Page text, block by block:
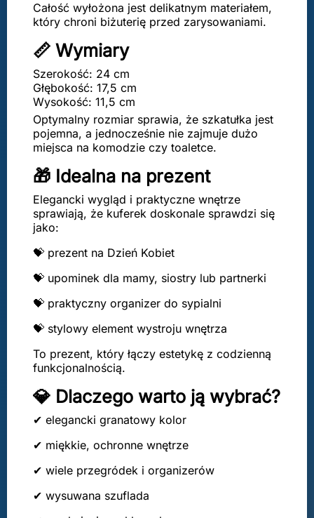
Całość wyłożona jest delikatnym materiałem,
który chroni biżuterię przed zarysowaniami.
📏 Wymiary
Szerokość: 24 cm
Głębokość: 17,5 cm
Wysokość: 11,5 cm
Optymalny rozmiar sprawia, że szkatułka jest
pojemna, a jednocześnie nie zajmuje dużo
miejsca na komodzie czy toaletce.
🎁 Idealna na prezent
Elegancki wygląd i praktyczne wnętrze
sprawiają, że kuferek doskonale sprawdzi się
jako:
💝 prezent na Dzień Kobiet
💝 upominek dla mamy, siostry lub partnerki
💝 praktyczny organizer do sypialni
💝 stylowy element wystroju wnętrza
To prezent, który łączy estetykę z codzienną
funkcjonalnością.
💎 Dlaczego warto ją wybrać?
✔ elegancki granatowy kolor
✔ miękkie, ochronne wnętrze
✔ wiele przegródek i organizerów
✔ wysuwana szuflada